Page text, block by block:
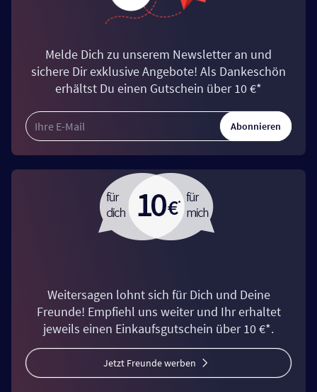
Melde Dich zu unserem Newsletter an und
sichere Dir exklusive Angebote! Als Dankeschön
erhältst Du einen Gutschein über 10 €*
Abonnieren
Weitersagen lohnt sich für Dich und Deine
Freunde! Empfiehl uns weiter und Ihr erhaltet
jeweils einen Einkaufsgutschein über 10 €*.
Jetzt Freunde werben